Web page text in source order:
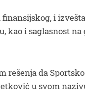
i
kao i saglasnost
rešenja da
u svom